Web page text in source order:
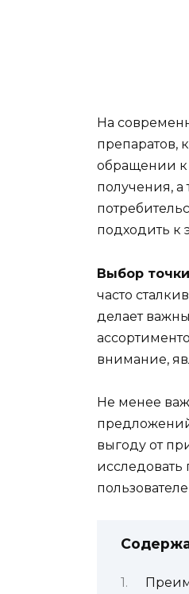
На
препаратов,
обращении к
получения, а
подходить к
Выбор
часто
делает
внимание,
Не менее
выгоду от
исследовать